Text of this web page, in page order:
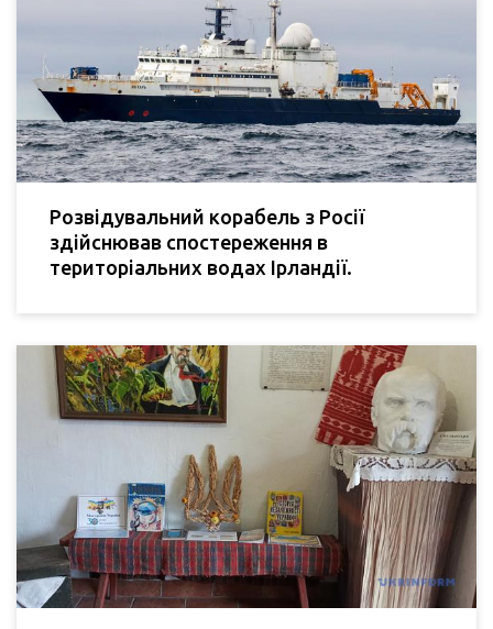
Розвідувальний корабель з Росії
здійснював спостереження в
територіальних водах Ірландії.